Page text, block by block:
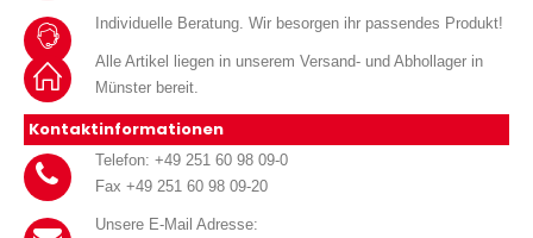
Individuelle Beratung. Wir besorgen ihr passendes Produkt!
Alle Artikel liegen in unserem Versand- und Abhollager in
Münster bereit.
Kontaktinformationen
Telefon: +49 251 60 98 09-0
Fax +49 251 60 98 09-20
Unsere E-Mail Adresse: